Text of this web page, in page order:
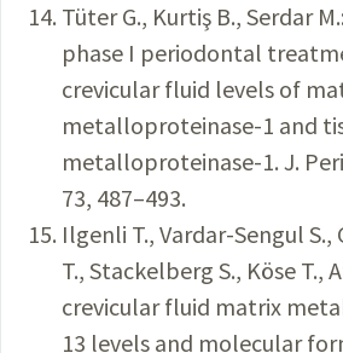
Tüter G., Kurtiş B., Serdar
phase I periodontal
crevicular fluid levels of
metalloproteinase-1 and
metalloproteinase-1. J.
73, 487–493.
Ilgenli T., Vardar-Sengul S.,
T., Stackelberg S., Köse T.,
crevicular fluid matrix
13 levels and molecular